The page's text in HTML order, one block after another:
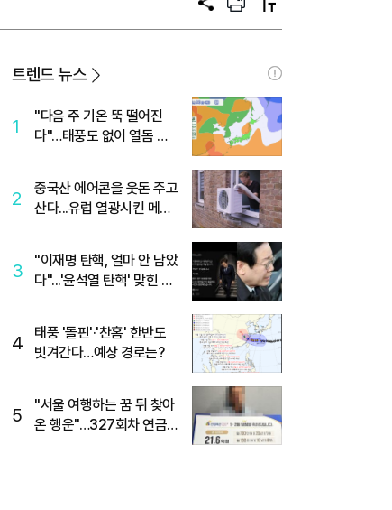
공
프
트
텍
트
트렌드 뉴스
1
"다음 주 기온 뚝 떨어진
다"…태풍도 없이 열돔 박
2
중국산 에어콘을 웃돈 주고
산다...유럽 열광시킨 메이
3
"이재명 탄핵, 얼마 안 남았
다"...'윤석열 탄핵' 맞힌 무
4
태풍 '돌핀'·'찬홈' 한반도
빗겨간다…예상 경로는?
5
"서울 여행하는 꿈 뒤 찾아
온 행운"…327회차 연금